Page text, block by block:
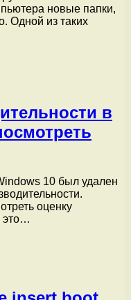
новые папки,
Одной из таких
в
10 был удален
оценку
это…